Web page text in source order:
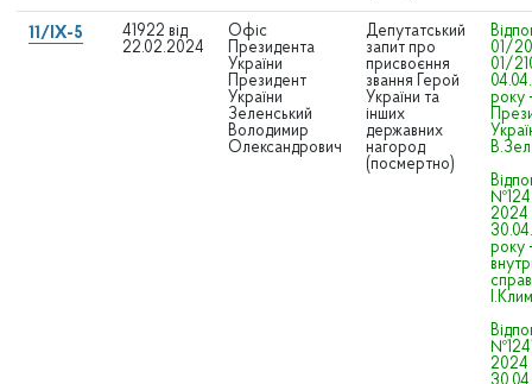
11/IX-5
41922 від
22.02.2024
Офіс
Президента
України
Президент
України
Зеленський
Володимир
Олександрович
Депутатський
запит про
присвоєння
звання Герой
України та
інших
державних
нагород
(посмертно)
01/
01/
року
2024
року
2024